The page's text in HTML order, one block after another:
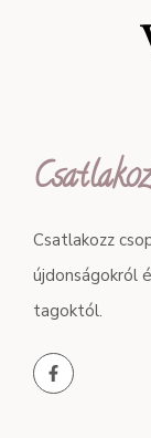
Csatlakozz
újdonságokról
tagoktól.